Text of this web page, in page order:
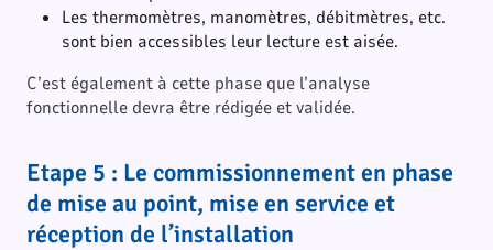
Les thermomètres, manomètres, débitmètres, etc.
sont bien accessibles leur lecture est aisée.
C’est également à cette phase que l’analyse
fonctionnelle devra être rédigée et validée.
Etape 5 : Le commissionnement en phase
de mise au point, mise en service et
réception de l’installation